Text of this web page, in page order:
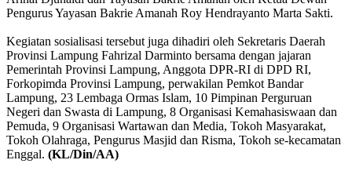
Pengurus Yayasan Bakrie Amanah Roy Hendrayanto Marta Sakti.
Kegiatan sosialisasi tersebut juga dihadiri oleh Sekretaris Daerah
Provinsi Lampung Fahrizal Darminto bersama dengan jajaran
Pemerintah Provinsi Lampung, Anggota DPR-RI di DPD RI,
Forkopimda Provinsi Lampung, perwakilan Pemkot Bandar
Lampung, 23 Lembaga Ormas Islam, 10 Pimpinan Perguruan
Negeri dan Swasta di Lampung, 8 Organisasi Kemahasiswaan dan
Pemuda, 9 Organisasi Wartawan dan Media, Tokoh Masyarakat,
Tokoh Olahraga, Pengurus Masjid dan Risma, Tokoh se-kecamatan
Enggal. (KL/Din/AA)